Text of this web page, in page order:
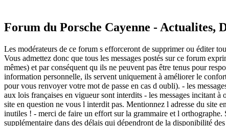
Forum du Porsche Cayenne - Actualites,
Les modérateurs de ce forum s efforceront de supprimer ou éditer
Vous admettez donc que tous les messages postés sur ce forum
mêmes) et par conséquent qu ils ne peuvent pas être tenus pour
information personnelle, ils servent uniquement à améliorer le
pour vous renvoyer votre mot de passe en cas d oubli). - les
aux lois françaises en vigueur sont interdits - les messages incitant
site en question ne vous l interdit pas. Mentionnez l adresse du site
inutiles ! - merci de faire un effort sur la grammaire et l
supplémentaire dans des délais qui dépendront de la disponibilité